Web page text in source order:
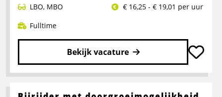
LBO, MBO
€ 16,25 - € 19,01 per uur
Fulltime
Bekijk vacature
Lees
over